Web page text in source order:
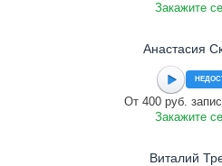
Закажите
Анастасия
От 400 руб.
Закажите
Виталий